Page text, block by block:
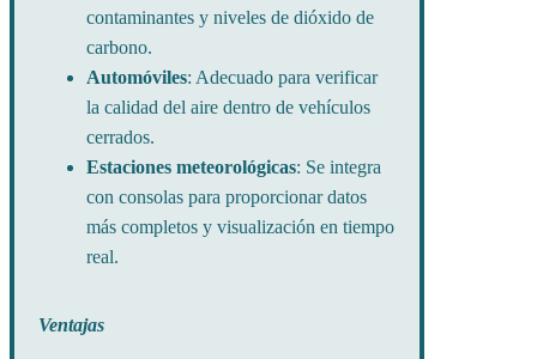
contaminantes y niveles de dióxido de
carbono.
Automóviles: Adecuado para verificar
la calidad del aire dentro de vehículos
cerrados.
Estaciones meteorológicas: Se integra
con consolas para proporcionar datos
más completos y visualización en tiempo
real.
Ventajas